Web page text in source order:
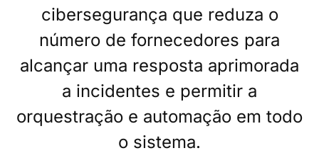
cibersegurança que reduza o
número de fornecedores para
alcançar uma resposta aprimorada
a incidentes e permitir a
orquestração e automação em todo
o sistema.